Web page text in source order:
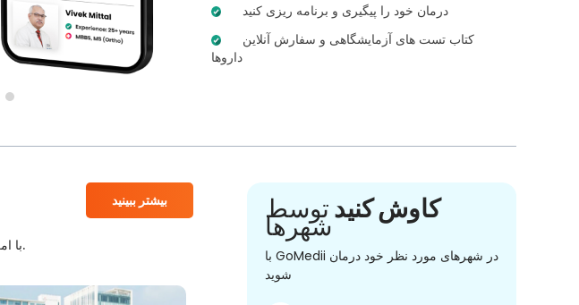
درمان خود را پیگیری و برنامه ریزی کنید
داروها
بیشتر ببینید
بیمارستان های معتبر JCI و NABH با امکانات پیشرفته با قیمت های مقرون به صرفه همراه با بهترین کادر پزشکی.
کاوش کنیدتوسط
شهرها
با GoMedii در شهرهای مورد نظر خود درمان
شوید